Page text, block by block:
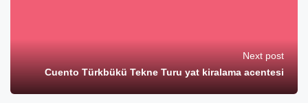
Next post
Cuento Türkbükü Tekne Turu yat kiralama acentesi